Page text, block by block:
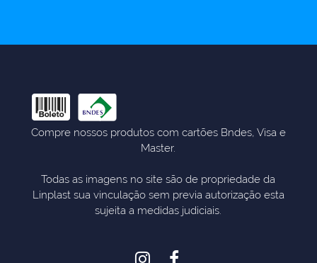
Compre nossos produtos com cartões Bndes, Visa e
Master.
Todas as imagens no site são de propriedade da
Linplast sua vinculação sem previa autorização esta
sujeita a medidas judiciais.